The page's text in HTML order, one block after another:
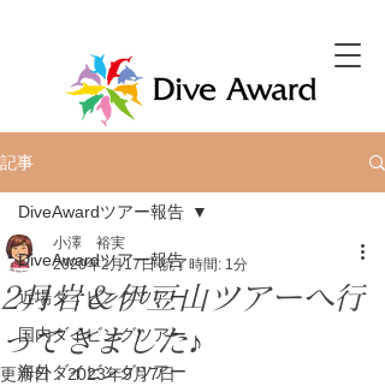
記事
DiveAwardツアー報告
近場ダイビングツアー
国内ダイビングツアー
海外ダイビングツアー
DiveAwardツアー報告
2月岩＆伊豆山ツアーへ行
ってきました♪
小澤 裕実
2020年2月17日 読了時間: 1分
更新日：2023年9月7日